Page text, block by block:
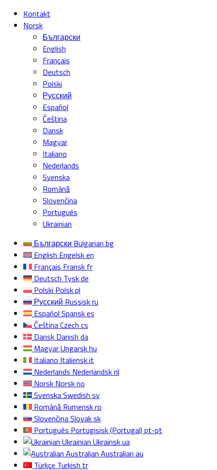
Kontakt
Norsk
Български
English
Français
Deutsch
Polski
Русский
Español
Čeština
Dansk
Magyar
Italiano
Nederlands
Svenska
Română
Slovenčina
Português
Ukrainian
Български Bulgarian bg
English Engelsken
Français Fransk fr
Deutsch Tyskde
Polski Polskpl
Русский Russiskru
Español Spanskes
ČeštinaCzech cs
Dansk Danish da
MagyarUngarskhu
Italiano Italienskit
Nederlands Nederlandsknl
Norsk Norskno
SvenskaSwedish sv
Română Rumenskro
SlovenčinaSlovaksk
Português Portugisisk (Portugal) pt-pt
Ukrainian Ukrainskua
Australian Australian au
Türkçe Turkish tr